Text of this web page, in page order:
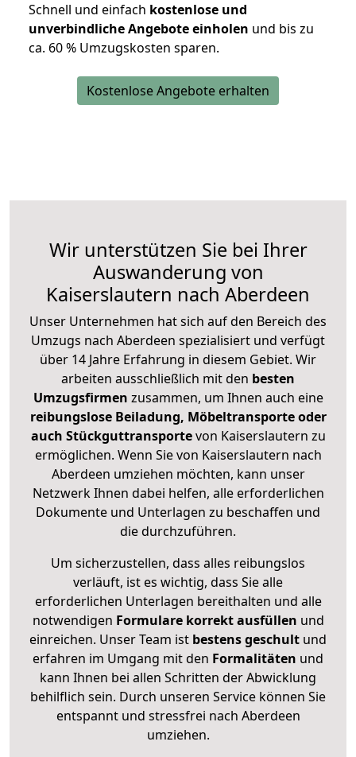
Schnell und einfach kostenlose und
unverbindliche Angebote einholen und bis zu
ca. 60 % Umzugskosten sparen.
Kostenlose Angebote erhalten
Wir unterstützen Sie bei Ihrer
Auswanderung von
Kaiserslautern nach Aberdeen
Unser Unternehmen hat sich auf den Bereich des
Umzugs nach Aberdeen spezialisiert und verfügt
über 14 Jahre Erfahrung in diesem Gebiet. Wir
arbeiten ausschließlich mit den besten
Umzugsfirmen zusammen, um Ihnen auch eine
reibungslose Beiladung, Möbeltransporte oder
auch Stückguttransportevon Kaiserslautern zu
ermöglichen. Wenn Sie von Kaiserslautern nach
Aberdeen umziehen möchten, kann unser
Netzwerk Ihnen dabei helfen, alle erforderlichen
Dokumente und Unterlagen zu beschaffen und
die durchzuführen.
Um sicherzustellen, dass alles reibungslos
verläuft, ist es wichtig, dass Sie alle
erforderlichen Unterlagen bereithalten und alle
notwendigen Formulare korrekt ausfüllen und
einreichen. Unser Team ist bestens geschult und
erfahren im Umgang mit den Formalitäten und
kann Ihnen bei allen Schritten der Abwicklung
behilflich sein. Durch unseren Service können Sie
entspannt und stressfrei nach Aberdeen
umziehen.